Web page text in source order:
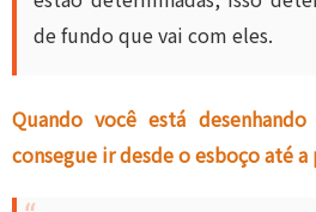
de fundo que vai com eles.
Quando você está
consegue ir desde o esboço até